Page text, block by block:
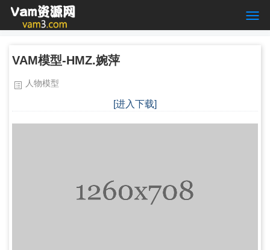
VAM模型-HMZ.婉萍
人物模型
[进入下载]